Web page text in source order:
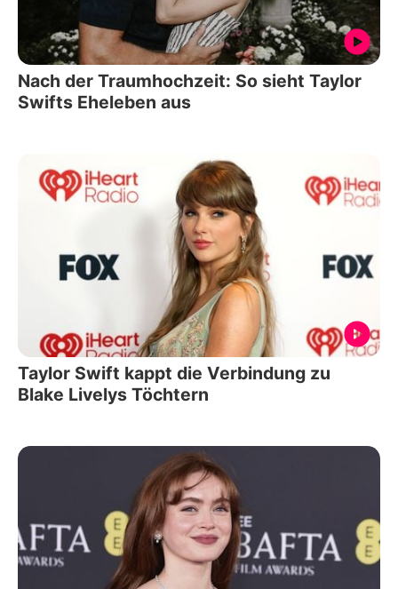
Nach der Traumhochzeit: So sieht Taylor
Swifts Eheleben aus
Taylor Swift kappt die Verbindung zu
Blake Livelys Töchtern